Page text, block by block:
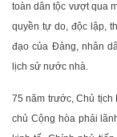
toàn dân tộc vượt qua
quyền tự do, độc lập,
đạo của Đảng, nhân
lịch sử nước nhà.
75 năm trước, Chủ tịch
chủ Cộng hòa phải